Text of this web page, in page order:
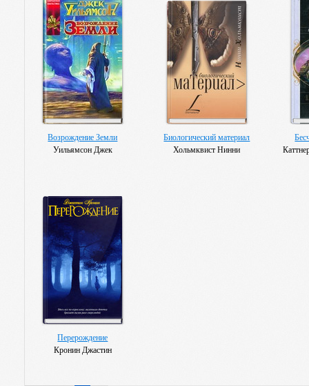
Возрождение Земли
Уильямсон Джек
Биологический материал
Хольмквист Нинни
Перерождение
Кронин Джастин